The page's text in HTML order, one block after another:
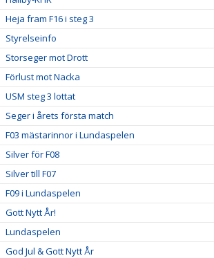
Heja fram F16 i steg 3
Styrelseinfo
Storseger mot Drott
Förlust mot Nacka
USM steg 3 lottat
Seger i årets första match
F03 mästarinnor i Lundaspelen
Silver för F08
Silver till F07
F09 i Lundaspelen
Gott Nytt År!
Lundaspelen
God Jul & Gott Nytt År